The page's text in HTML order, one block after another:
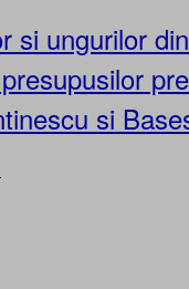
si ungurilor
si